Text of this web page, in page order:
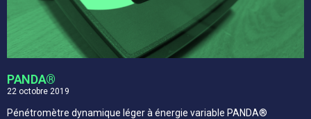
PANDA®​
22 octobre 2019
Pénétromètre dynamique léger à énergie variable PANDA®